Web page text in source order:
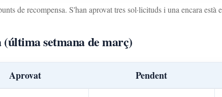
de recompensa. S'han aprovat tres sol·licituds i una encara està
setmana de març)
Aprovat Pendent